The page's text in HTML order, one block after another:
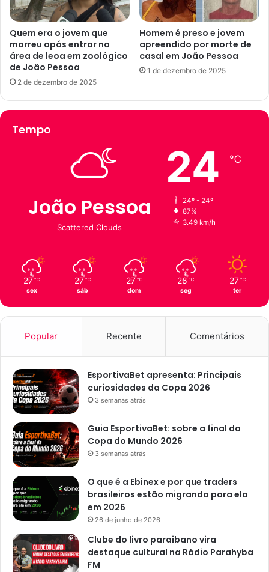
s
o
a
a
p
a
r
d
i
r
c
n
a
o
a
s
m
v
a
g
a
s
n
Quem era o jovem que
morreu após entrar na
área de leoa em zoológico
de João Pessoa
2 de dezembro de 2025
Homem é preso e jovem
apreendido por morte de
casal em João Pessoa
1 de dezembro de 2025
Tempo
João Pessoa
Scattered Clouds
24 ℃
24º - 24º
87%
3.49 km/h
27 ℃
sex
27 ℃
sáb
27 ℃
dom
28 ℃
seg
27 ℃
ter
Popular Recente Comentários
EsportivaBet apresenta: Principais
curiosidades da Copa 2026
3 semanas atrás
Guia EsportivaBet: sobre a final da
Copa do Mundo 2026
3 semanas atrás
O que é a Ebinex e por que traders
brasileiros estão migrando para ela
em 2026
26 de junho de 2026
Clube do livro paraibano vira
destaque cultural na Rádio Parahyba
FM